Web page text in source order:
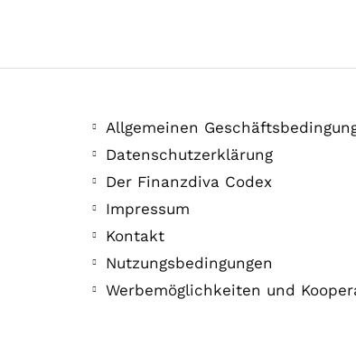
Allgemeinen
Datenschutzerklärung
Der Finanzdiva Codex
Impressum
Kontakt
Nutzungsbedingungen
Werbemöglichkeiten und